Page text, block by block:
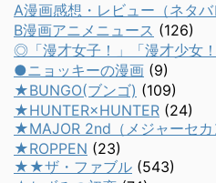
A漫画感想・レビュー（ネタバ
B漫画アニメニュース (126)
◎「漫才女子！」「漫才少女！
●ニョッキーの漫画 (9)
★BUNGO(ブンゴ) (109)
★HUNTER×HUNTER (24)
★MAJOR 2nd（メジャーセカ
★ROPPEN (23)
★★ザ・ファブル (543)